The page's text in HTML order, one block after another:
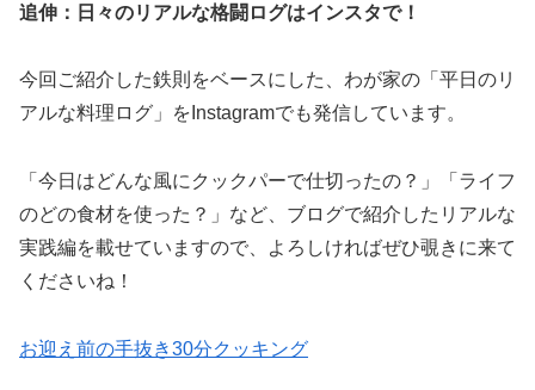
追伸：日々のリアルな格闘ログはインスタで！
今回ご紹介した鉄則をベースにした、わが家の「平日のリ
アルな料理ログ」をInstagramでも発信しています。
「今日はどんな風にクックパーで仕切ったの？」「ライフ
のどの食材を使った？」など、ブログで紹介したリアルな
実践編を載せていますので、よろしければぜひ覗きに来て
くださいね！
お迎え前の手抜き30分クッキング